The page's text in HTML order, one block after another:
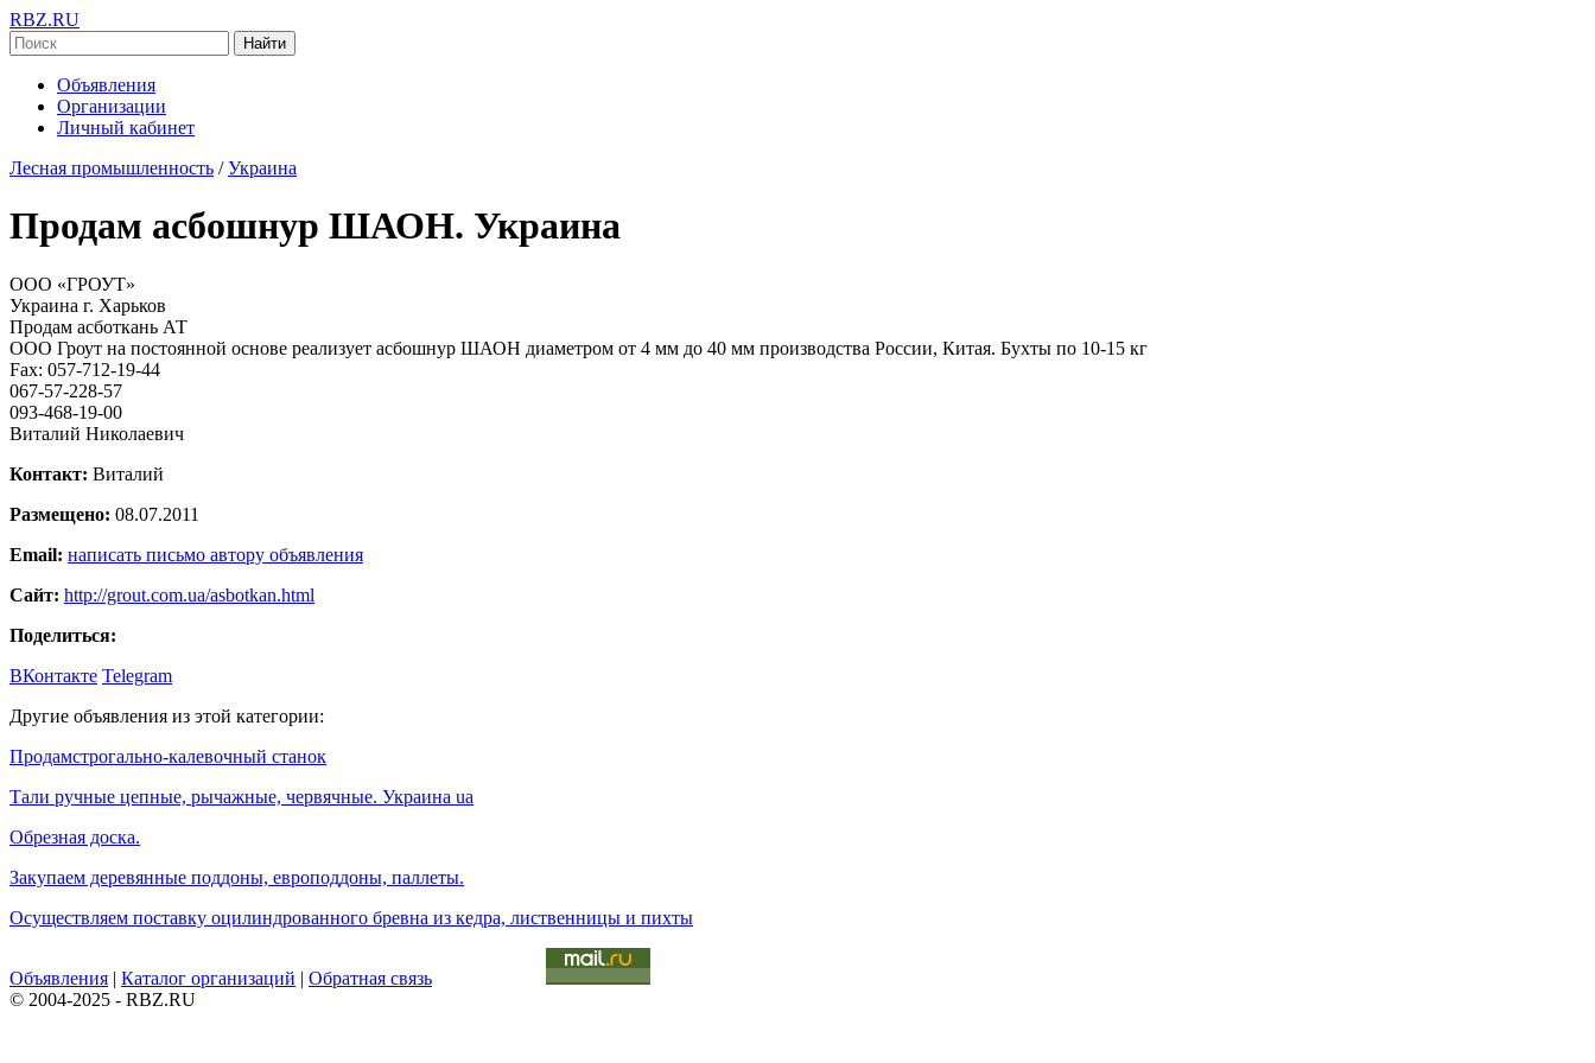
RBZ.RU
Найти
Объявления
Организации
Личный кабинет
Лесная промышленность / Украина
Продам асбошнур ШАОН. Украина
ООО «ГРОУТ»
Украина г. Харьков
Продам асботкань АТ
ООО Гроут на постоянной основе реализует асбошнур ШАОН диаметром от 4 мм до 40 мм производства России, Китая. Бухты по 10-15 кг
Fax: 057-712-19-44
067-57-228-57
093-468-19-00
Виталий Николаевич
Контакт: Виталий
Размещено: 08.07.2011
Email: написать письмо автору объявления
Сайт: http://grout.com.ua/asbotkan.html
Поделиться:
ВКонтакте Telegram
Другие объявления из этой категории:
Продамстрогально-калевочный станок
Тали ручные цепные, рычажные, червячные. Украина ua
Обрезная доска.
Закупаем деревянные поддоны, европоддоны, паллеты.
Осуществляем поставку оцилиндрованного бревна из кедра, лиственницы и пихты
Объявления | Каталог организаций | Обратная связь
© 2004-2025 - RBZ.RU